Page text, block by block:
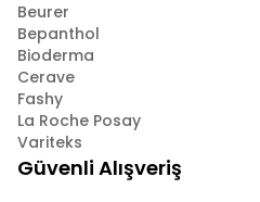
Beurer
Bepanthol
Bioderma
Cerave
Fashy
La Roche Posay
Variteks
Güvenli Alışveriş